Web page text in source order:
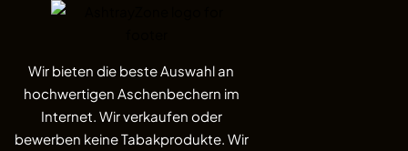
Wir bieten die beste Auswahl an
hochwertigen Aschenbechern im
Internet. Wir verkaufen oder
bewerben keine Tabakprodukte. Wir